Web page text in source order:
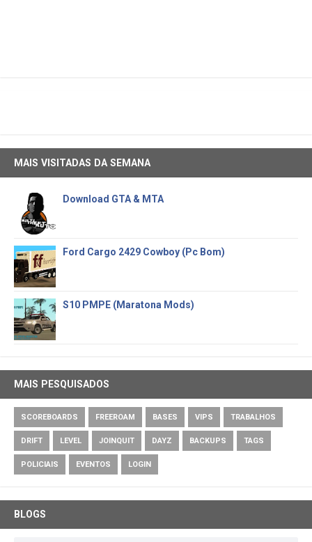
MAIS VISITADAS DA SEMANA
Download GTA & MTA
Ford Cargo 2429 Cowboy (Pc Bom)
S10 PMPE (Maratona Mods)
MAIS PESQUISADOS
SCOREBOARDS FREEROAM BASES VIPS TRABALHOS
DRIFT LEVEL JOINQUIT DAYZ BACKUPS TAGS
POLICIAIS EVENTOS LOGIN
BLOGS